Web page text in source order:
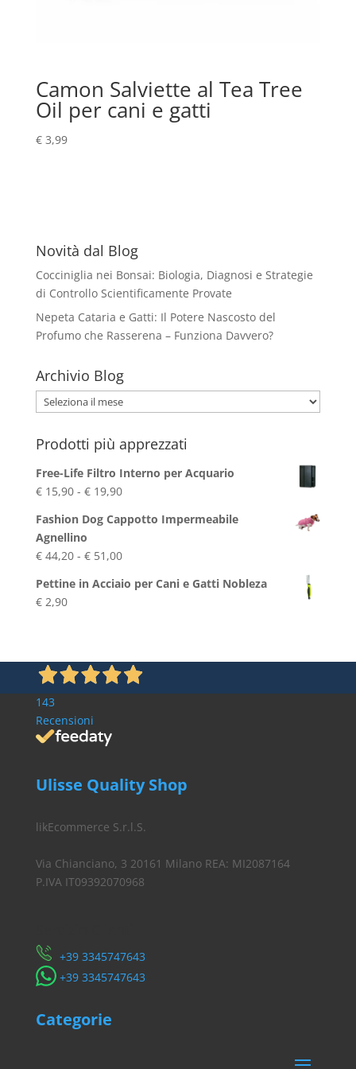
Camon Salviette al Tea Tree
Oil per cani e gatti
€3,99
Novità dal Blog
Cocciniglia nei Bonsai: Biologia, Diagnosi e Strategie
di Controllo Scientificamente Provate
Nepeta Cataria e Gatti: Il Potere Nascosto del
Profumo che Rasserena – Funziona Davvero?
Archivio Blog
Archivio
Blog
Prodotti più apprezzati
Free-Life Filtro Interno per Acquario
€15,90 - €19,90Fascia
prezzo:
€ 15,90
a
Fashion Dog Cappotto Impermeabile
Agnellino
€44,20 - €51,00Fascia
prezzo:
€ 51,00
Pettine in Acciaio per Cani e Gatti Nobleza
€2,90
143
Recensioni
Ulisse Quality Shop
likEcommerce S.r.l.S.
Via Chianciano, 3 20161 Milano REA: MI2087164
P.IVA IT09392070968
​+39 3345747643
​+39 3345747643
Categorie